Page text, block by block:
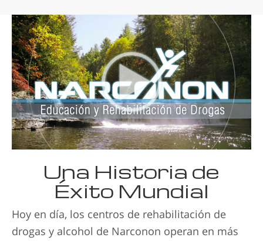
Una Historia de
Éxito Mundial
Hoy en día, los centros de rehabilitación de
drogas y alcohol de Narconon operan en más